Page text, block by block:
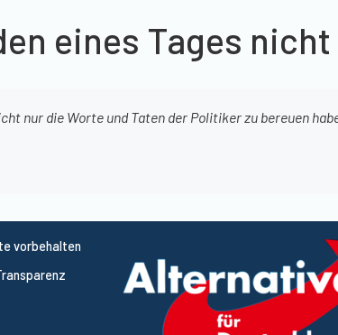
eines Tages
nur die Worte und Taten der Politiker zu bereuen
vorbehalten